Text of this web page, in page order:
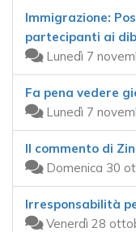
Immigrazione:
partecipanti ai
Lunedì 7
Fa pena vedere
Lunedì 7
Il commento di
Domenica 30
Irresponsabilità
Venerdì 28